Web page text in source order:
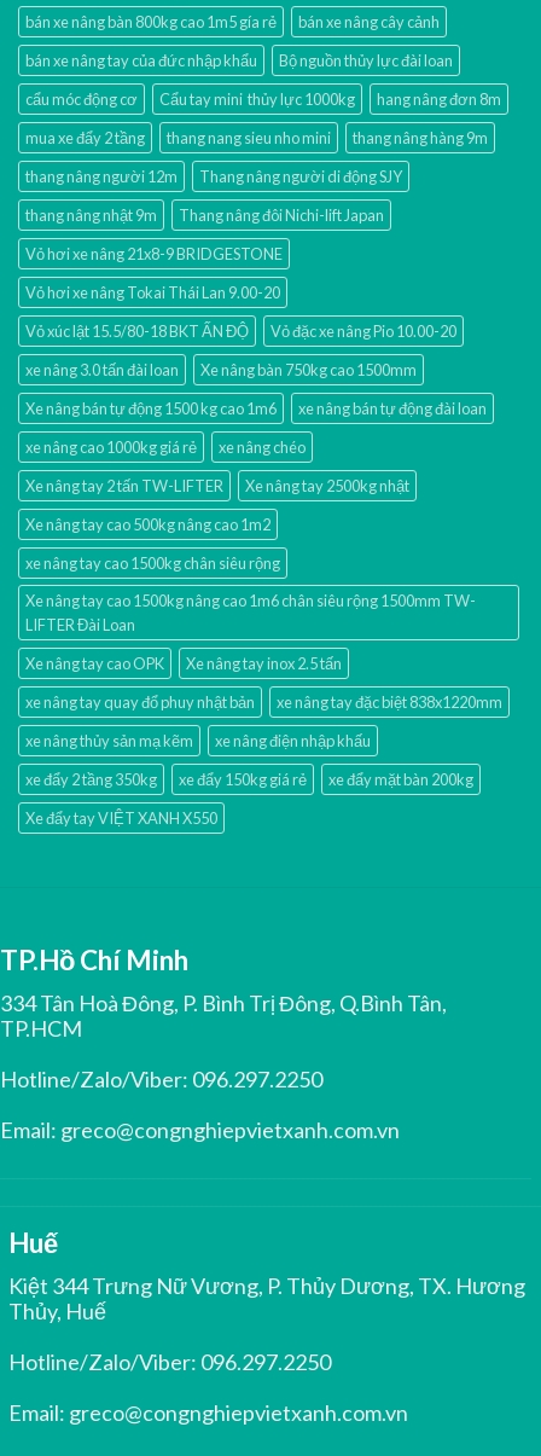
bán xe nâng bàn 800kg cao 1m5 gía rẻ
bán xe nâng cây cảnh
bán xe nâng tay của đức nhập khẩu
Bộ nguồn thủy lực đài loan
cẩu móc động cơ
Cẩu tay mini thủy lực 1000kg
hang nâng đơn 8m
mua xe đẩy 2 tầng
thang nang sieu nho mini
thang nâng hàng 9m
thang nâng người 12m
Thang nâng người di động SJY
thang nâng nhật 9m
Thang nâng đôi Nichi-lift Japan
Vỏ hơi xe nâng 21x8-9 BRIDGESTONE
Vỏ hơi xe nâng Tokai Thái Lan 9.00-20
Vỏ xúc lật 15.5/80-18 BKT ẤN ĐỘ
Vỏ đặc xe nâng Pio 10.00-20
xe nâng 3.0 tấn đài loan
Xe nâng bàn 750kg cao 1500mm
Xe nâng bán tự động 1500 kg cao 1m6
xe nâng bán tự động đài loan
xe nâng cao 1000kg giá rẻ
xe nâng chéo
Xe nâng tay 2 tấn TW-LIFTER
Xe nâng tay 2500kg nhật
Xe nâng tay cao 500kg nâng cao 1m2
xe nâng tay cao 1500kg chân siêu rộng
Xe nâng tay cao 1500kg nâng cao 1m6 chân siêu rộng 1500mm TW-
LIFTER Đài Loan
Xe nâng tay cao OPK
Xe nâng tay inox 2.5 tấn
xe nâng tay quay đổ phuy nhật bản
xe nâng tay đặc biệt 838x1220mm
xe nâng thủy sản mạ kẽm
xe nâng điện nhập khấu
xe đẩy 2 tầng 350kg
xe đẩy 150kg giá rẻ
xe đẩy mặt bàn 200kg
Xe đẩy tay VIỆT XANH X550
TP.Hồ Chí Minh
334 Tân Hoà Đông, P. Bình Trị Đông, Q.Bình Tân,
TP.HCM
Hotline/Zalo/Viber: 096.297.2250
Email: greco@congnghiepvietxanh.com.vn
Huế
Kiệt 344 Trưng Nữ Vương, P. Thủy Dương, TX. Hương
Thủy, Huế
Hotline/Zalo/Viber: 096.297.2250
Email: greco@congnghiepvietxanh.com.vn